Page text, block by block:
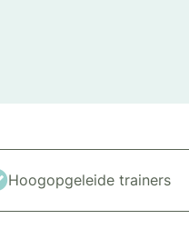
Hoogopgeleide trainers